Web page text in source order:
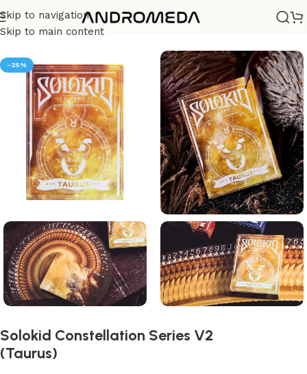
Skip to navigation
Skip to main content
Casa/ Barajas/Diseño
-25%
Solokid Constellation Series V2
(Taurus)